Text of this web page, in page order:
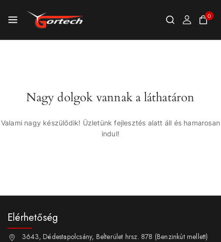
0
Nagy dolgok vannak a láthatáron
Valami nagy készülődik! Üzletünk fejlesztés alatt áll és hamarosan
indul!
Elérhetőség
3643, Dédestapolcsány, Belterület hrsz. 878 (Benzinkút mellett)